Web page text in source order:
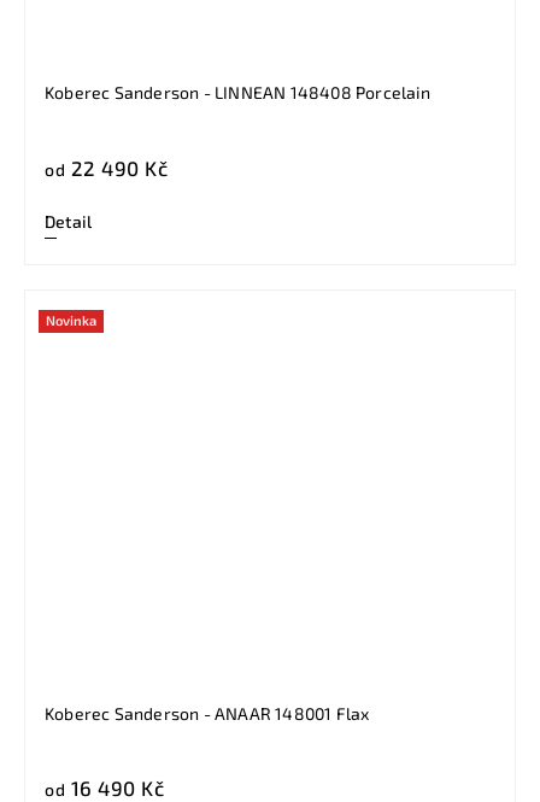
Koberec Sanderson - LINNEAN 148408 Porcelain
od 22 490 Kč
Detail
Novinka
Koberec Sanderson - ANAAR 148001 Flax
od 16 490 Kč